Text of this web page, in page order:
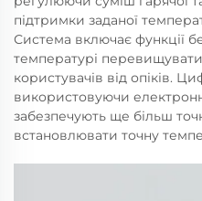
підтримки заданої
Система включає функції
температурі
користувачів від опіків.
використовуючи
забезпечують ще більш
встановлювати точну